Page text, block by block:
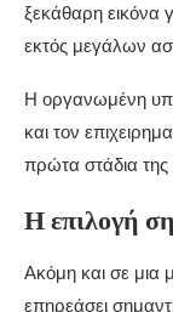
ξεκάθαρη εικόνα
εκτός μεγάλων
Η οργανωμένη
και τον
πρώτα στάδια
Η επιλογή
Ακόμη και σε μια
επηρεάσει